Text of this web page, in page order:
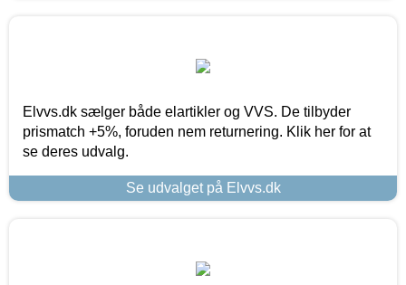
Elvvs.dk sælger både elartikler og VVS. De tilbyder
prismatch +5%, foruden nem returnering. Klik her for at
se deres udvalg.
Se udvalget på Elvvs.dk